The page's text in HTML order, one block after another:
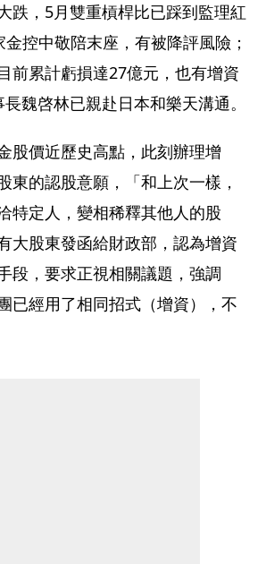
跌，5月雙重槓桿比已踩到監理紅
控中敬陪末座，有被降評風險；
前累計虧損達27億元，也有增資
魏啓林已親赴日本和樂天溝通。
股價近歷史高點，此刻辦理增
東的認股意願，「和上次一樣，
特定人，變相稀釋其他人的股
大股東發函給財政部，認為增資
段，要求正視相關議題，強調
已經用了相同招式（增資），不